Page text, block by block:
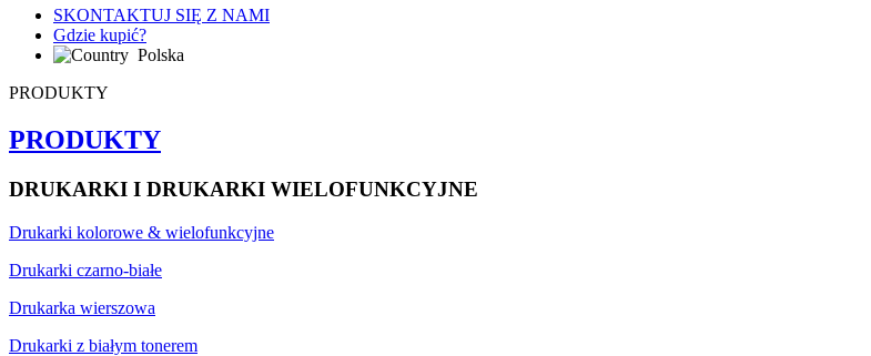
SKONTAKTUJ SIĘ Z NAMI
Gdzie kupić?
Polska
PRODUKTY
PRODUKTY
DRUKARKI I DRUKARKI WIELOFUNKCYJNE
Drukarki kolorowe & wielofunkcyjne
Drukarki czarno-białe
Drukarka wierszowa
Drukarki z białym tonerem